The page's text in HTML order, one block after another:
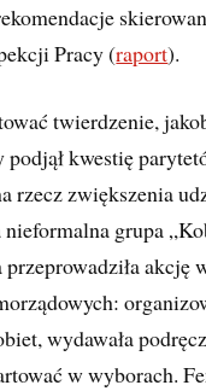
Pracy (raport).
twierdzenie,
kwestię
rzecz zwiększenia
nieformalna grupa
akcję
wydawała
w wyborach.